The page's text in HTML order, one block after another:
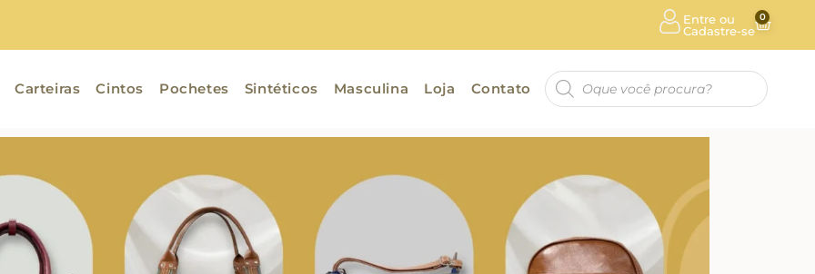
Entre ou
Cadastre-se
0
Carteiras Cintos Pochetes Sintéticos Masculina Loja Contato